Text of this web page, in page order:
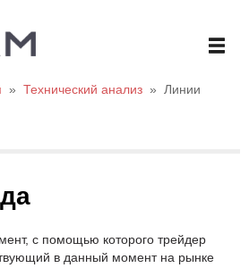
» Технический анализ »
Линии
с помощью которого трейдер
в данный момент на рынке